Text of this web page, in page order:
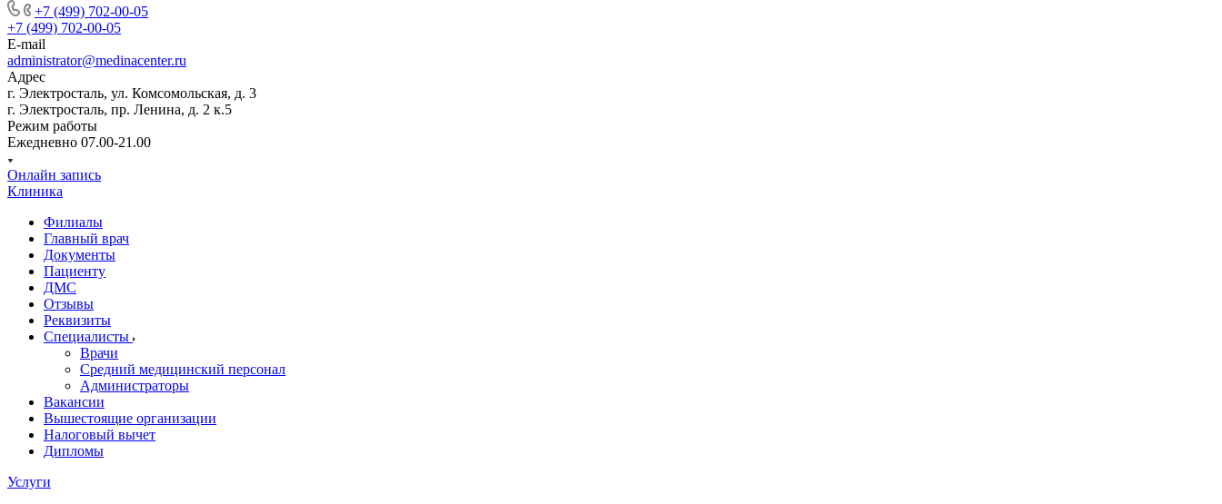
+7 (499) 702-00-05
+7 (499) 702-00-05
E-mail
administrator@medinacenter.ru
Адрес
г. Электросталь, ул. Комсомольская, д. 3
г. Электросталь, пр. Ленина, д. 2 к.5
Режим работы
Ежедневно 07.00-21.00
Онлайн запись
Клиника
Филиалы
Главный врач
Документы
Пациенту
ДМС
Отзывы
Реквизиты
Специалисты
Врачи
Средний медицинский персонал
Администраторы
Вакансии
Вышестоящие организации
Налоговый вычет
Дипломы
Услуги